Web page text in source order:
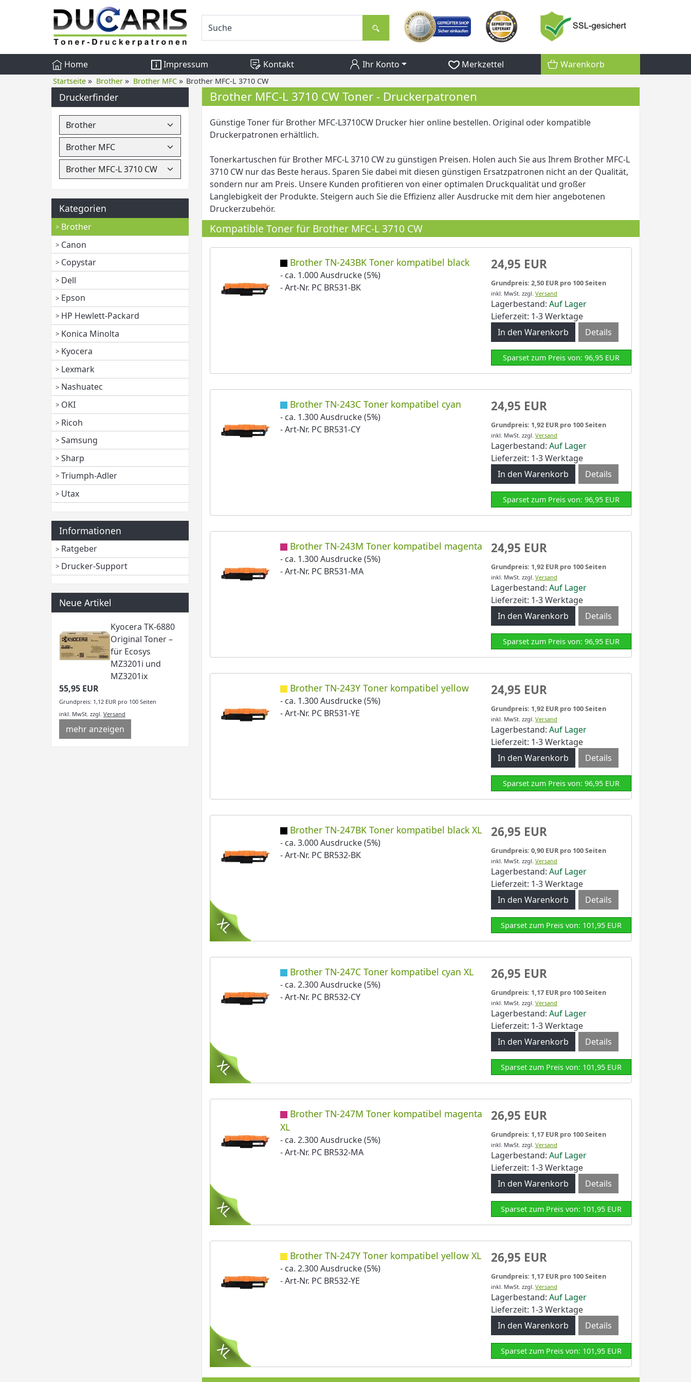
Home Impressum Kontakt Ihr Konto Merkzettel Warenkorb
Startseite » Brother » Brother MFC » Brother MFC-L 3710 CW
Druckerfinder
Kategorien
Brother
Canon
Copystar
Dell
Epson
HP Hewlett-Packard
Konica Minolta
Kyocera
Lexmark
Nashuatec
OKI
Ricoh
Samsung
Sharp
Triumph-Adler
Utax
Informationen
Ratgeber
Drucker-Support
Neue Artikel
Kyocera TK-6880
Original Toner –
für Ecosys
MZ3201i und
MZ3201ix
55,95 EUR
Grundpreis: 1,12 EUR pro 100 Seiten
inkl. MwSt. zzgl. Versand
mehr anzeigen
Brother MFC-L 3710 CW Toner - Druckerpatronen
Günstige Toner für Brother MFC-L3710CW Drucker hier online bestellen. Original oder kompatible
Druckerpatronen erhältlich.
Tonerkartuschen für Brother MFC-L 3710 CW zu günstigen Preisen. Holen auch Sie aus Ihrem Brother MFC-L
3710 CW nur das Beste heraus. Sparen Sie dabei mit diesen günstigen Ersatzpatronen nicht an der Qualität,
sondern nur am Preis. Unsere Kunden profitieren von einer optimalen Druckqualität und großer
Langlebigkeit der Produkte. Steigern auch Sie die Effizienz aller Ausdrucke mit dem hier angebotenen
Druckerzubehör.
Kompatible Toner für Brother MFC-L 3710 CW
Brother TN-243BK Toner kompatibel black
- ca. 1.000 Ausdrucke (5%)
- Art-Nr. PC BR531-BK
24,95 EUR
Grundpreis: 2,50 EUR pro 100 Seiten
inkl. MwSt. zzgl. Versand
Lagerbestand: Auf Lager
Lieferzeit: 1-3 Werktage
Details
Sparset zum Preis von: 96,95 EUR
Brother TN-243C Toner kompatibel cyan
- ca. 1.300 Ausdrucke (5%)
- Art-Nr. PC BR531-CY
24,95 EUR
Grundpreis: 1,92 EUR pro 100 Seiten
inkl. MwSt. zzgl. Versand
Lagerbestand: Auf Lager
Lieferzeit: 1-3 Werktage
Details
Sparset zum Preis von: 96,95 EUR
Brother TN-243M Toner kompatibel magenta
- ca. 1.300 Ausdrucke (5%)
- Art-Nr. PC BR531-MA
24,95 EUR
Grundpreis: 1,92 EUR pro 100 Seiten
inkl. MwSt. zzgl. Versand
Lagerbestand: Auf Lager
Lieferzeit: 1-3 Werktage
Details
Sparset zum Preis von: 96,95 EUR
Brother TN-243Y Toner kompatibel yellow
- ca. 1.300 Ausdrucke (5%)
- Art-Nr. PC BR531-YE
24,95 EUR
Grundpreis: 1,92 EUR pro 100 Seiten
inkl. MwSt. zzgl. Versand
Lagerbestand: Auf Lager
Lieferzeit: 1-3 Werktage
Details
Sparset zum Preis von: 96,95 EUR
Brother TN-247BK Toner kompatibel black XL
- ca. 3.000 Ausdrucke (5%)
- Art-Nr. PC BR532-BK
26,95 EUR
Grundpreis: 0,90 EUR pro 100 Seiten
inkl. MwSt. zzgl. Versand
Lagerbestand: Auf Lager
Lieferzeit: 1-3 Werktage
Details
Sparset zum Preis von: 101,95 EUR
Brother TN-247C Toner kompatibel cyan XL
- ca. 2.300 Ausdrucke (5%)
- Art-Nr. PC BR532-CY
26,95 EUR
Grundpreis: 1,17 EUR pro 100 Seiten
inkl. MwSt. zzgl. Versand
Lagerbestand: Auf Lager
Lieferzeit: 1-3 Werktage
Details
Sparset zum Preis von: 101,95 EUR
Brother TN-247M Toner kompatibel magenta
XL
- ca. 2.300 Ausdrucke (5%)
- Art-Nr. PC BR532-MA
26,95 EUR
Grundpreis: 1,17 EUR pro 100 Seiten
inkl. MwSt. zzgl. Versand
Lagerbestand: Auf Lager
Lieferzeit: 1-3 Werktage
Details
Sparset zum Preis von: 101,95 EUR
Brother TN-247Y Toner kompatibel yellow XL
- ca. 2.300 Ausdrucke (5%)
- Art-Nr. PC BR532-YE
26,95 EUR
Grundpreis: 1,17 EUR pro 100 Seiten
inkl. MwSt. zzgl. Versand
Lagerbestand: Auf Lager
Lieferzeit: 1-3 Werktage
Details
Sparset zum Preis von: 101,95 EUR